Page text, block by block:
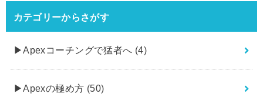
カテゴリーからさがす
▶︎Apexコーチングで猛者へ (4)
▶︎Apexの極め方 (50)